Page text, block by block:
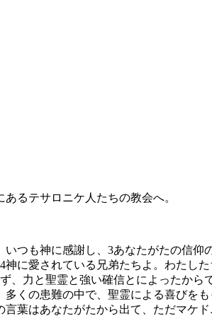
るテサロニケ人たちの教会へ。
つも神に感謝し、 3あなたがたの信仰
4神に愛されている兄弟たちよ。わたし
、力と聖霊と強い確信とによったか
多くの患難の中で、聖霊による喜びを
言葉はあなたがたから出て、ただマケ